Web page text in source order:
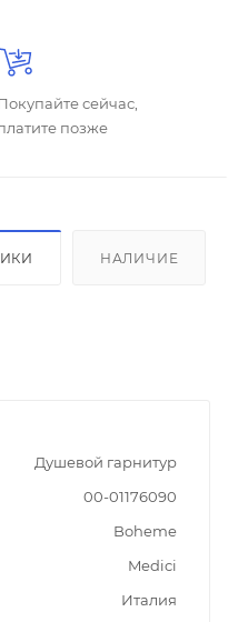
сейчас,
позже
НАЛИЧИЕ
Душевой гарнитур
00-01176090
Boheme
Medici
Италия